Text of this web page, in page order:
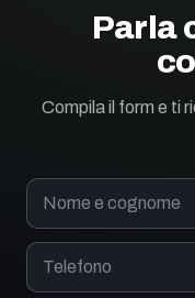
Parla
Compila il form e ti
Nome e cognome
Telefono
Di cosa hai bisogno?